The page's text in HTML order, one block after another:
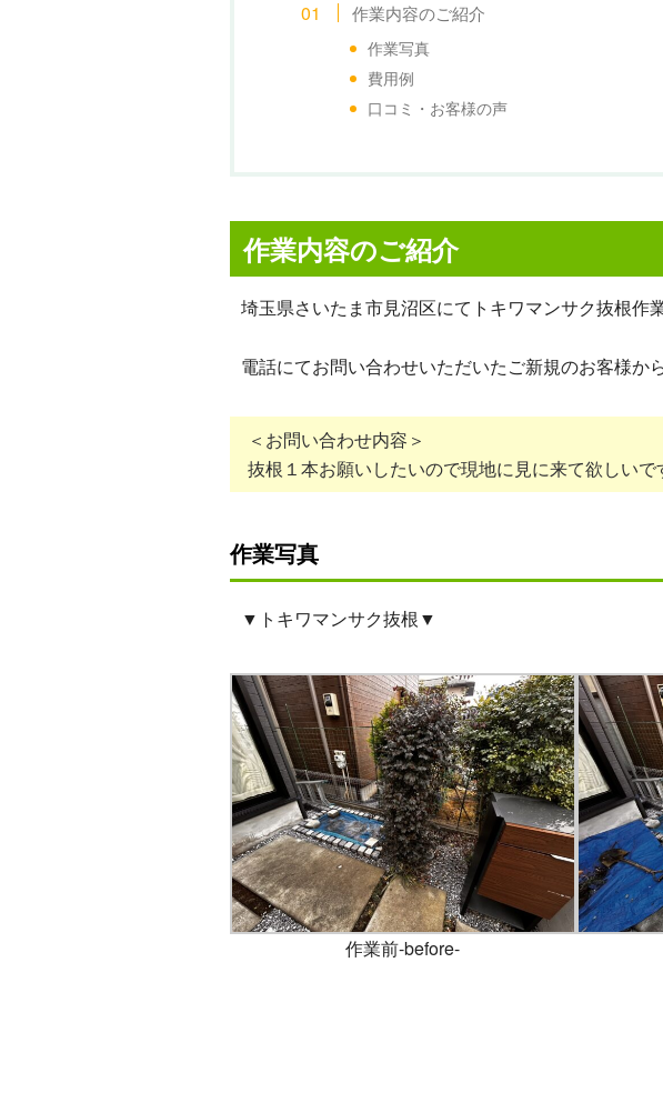
作業内容のご紹介
作業写真
費用例
口コミ・お客様の声
作業内容のご紹介
埼玉県さいたま市見沼区にてトキワマンサク抜根作
電話にてお問い合わせいただいたご新規のお客様か
＜お問い合わせ内容＞
抜根１本お願いしたいので現地に見に来て欲しいで
作業写真
▼トキワマンサク抜根▼
作業前-before-